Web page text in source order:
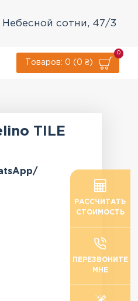
Небесной сотни, 47/3
Товаров: 0 (0 ₴)
0
TILE
РАССЧИТАТЬ
СТОИМОСТЬ
ПЕРЕЗВОНИТЕ
МНЕ